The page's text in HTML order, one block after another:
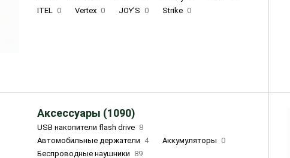
ITEL 0 Vertex 0 JOY'S 0 Strike 0
Аксессуары (1090)
USB накопители flash drive 8
Автомобильные держатели 4 Аккумуляторы 0
Беспроводные наушники 89